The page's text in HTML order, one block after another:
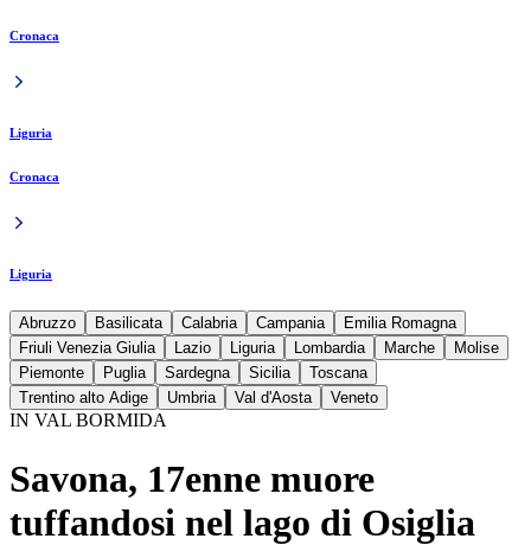
Cronaca
Liguria
Cronaca
Liguria
Abruzzo Basilicata Calabria Campania
Emilia Romagna
Friuli Venezia Giulia
Lazio Liguria Lombardia Marche
Molise
Piemonte
Puglia Sardegna Sicilia
Toscana
Trentino alto Adige
Umbria Val d'Aosta Veneto
IN VAL BORMIDA
Savona, 17enne muore
tuffandosi nel lago di Osiglia